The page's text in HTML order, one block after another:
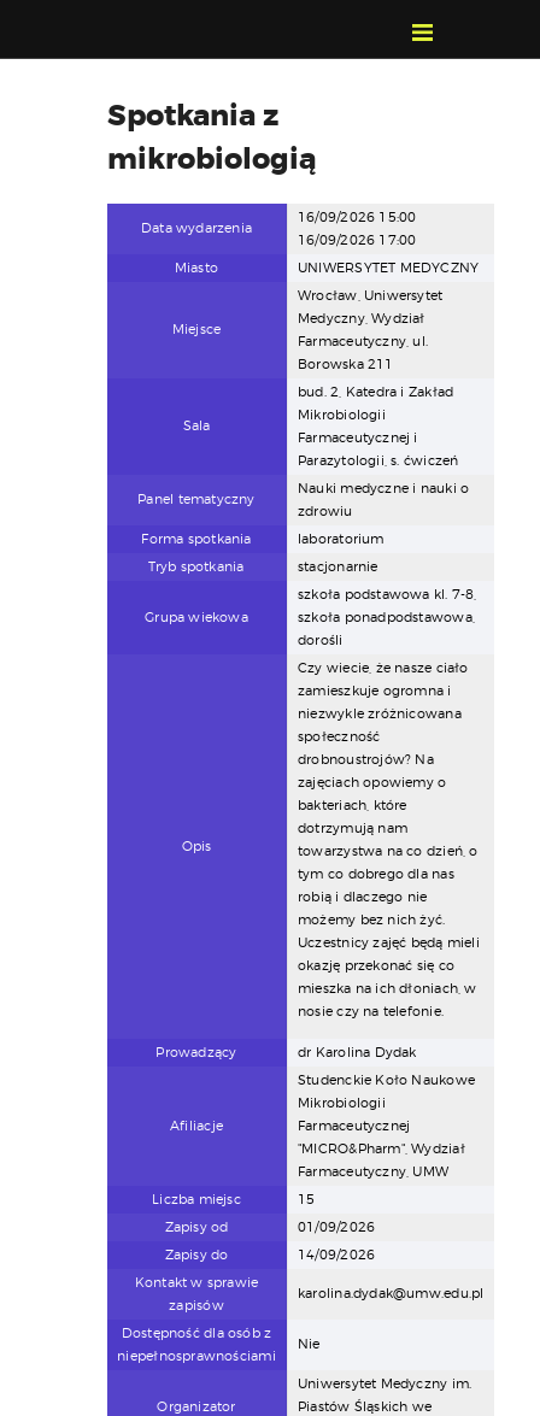
POZNAJ, POLUB,
PAMIĘTAJ!
O FESTIWALU
PROGRAM
KONTAKT
WYSZUKIWARKA
Spotkania z
mikrobiologią
Data wydarzenia
16/09/2026 15:00
16/09/2026 17:00
Miasto
UNIWERSYTET MEDYCZNY
Miejsce
Wrocław, Uniwersytet
Medyczny, Wydział
Farmaceutyczny, ul.
Borowska 211
Sala
bud. 2, Katedra i Zakład
Mikrobiologii
Farmaceutycznej i
Parazytologii, s. ćwiczeń
Panel tematyczny
Nauki medyczne i nauki o
zdrowiu
Forma spotkania
laboratorium
Tryb spotkania
stacjonarnie
Grupa wiekowa
szkoła podstawowa kl. 7-8,
szkoła ponadpodstawowa,
dorośli
Opis
Czy wiecie, że nasze ciało
zamieszkuje ogromna i
niezwykle zróżnicowana
społeczność
drobnoustrojów? Na
zajęciach opowiemy o
bakteriach, które
dotrzymują nam
towarzystwa na co dzień, o
tym co dobrego dla nas
robią i dlaczego nie
możemy bez nich żyć.
Uczestnicy zajęć będą mieli
okazję przekonać się co
mieszka na ich dłoniach, w
nosie czy na telefonie.
Prowadzący dr Karolina Dydak
Afiliacje
Studenckie Koło Naukowe
Mikrobiologii
Farmaceutycznej
"MICRO&Pharm", Wydział
Farmaceutyczny, UMW
Liczba miejsc
15
Zapisy od
01/09/2026
Zapisy do
14/09/2026
Kontakt w sprawie
zapisów
karolina.dydak@umw.edu.pl
Dostępność dla osób z
niepełnosprawnościami
Nie
Organizator
Uniwersytet Medyczny im.
Piastów Śląskich we